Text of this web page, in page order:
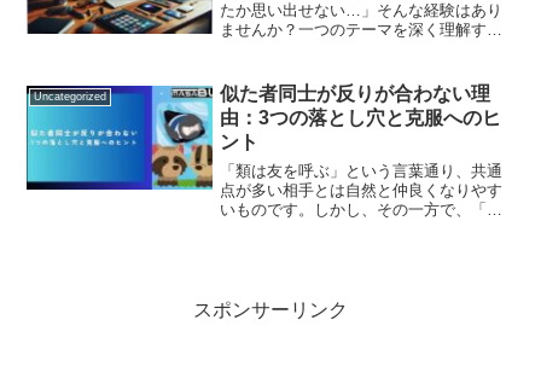
たか思い出せない…」そんな経験はあり
ませんか？一つのテーマを深く理解する
のようによく言われています。「10冊同
じテーマの本を読めば...
Uncategorized
似た者同士が反りが合わない理
由：3つの落とし穴と克服へのヒ
ント
「類は友を呼ぶ」という言葉通り、共通
点が多い相手とは自然と仲良くなりやす
いものです。しかし、その一方で、「似
スポンサーリンク